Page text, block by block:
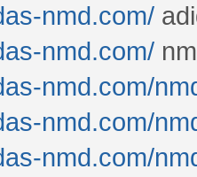
nmd.com/
nmd.com/
nmd.com/
nmd.com/
nmd.com/